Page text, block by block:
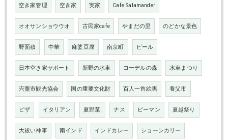
空き家管理 空き家 実家 Cafe Salamander
オオサンショウウオ 古民家cafe やまだの里 のどかな景色
野面積 中華 麻婆豆腐 南京町 ビール
日本空き家サポート 新野の水車 ヨーデルの森 水車まつり
宍粟市観光協会 国の重要文化財 百人一首絵馬 養父市
ピザ イタリアン 夏野菜, ナス ピーマン 夏越祭り
大祓い神事 南インド インドカレー ショーンカリー